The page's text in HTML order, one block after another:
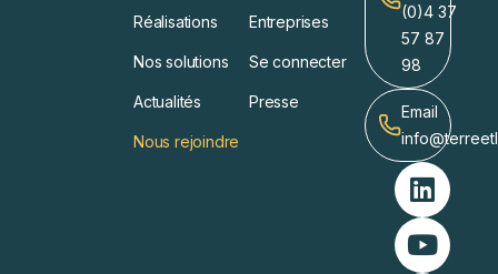
Réalisations
Nos solutions
Actualités
Nous rejoindre
Entreprises
Se connecter
Presse
(0)4 37
57 87
98
Email